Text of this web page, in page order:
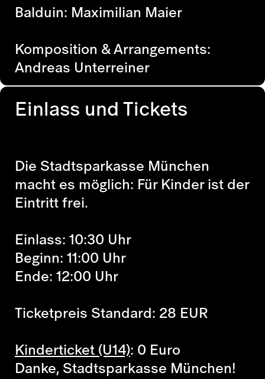
Balduin: Maximilian Maier
Komposition & Arrangements:
Andreas Unterreiner
Einlass und Tickets
Die Stadtsparkasse München
macht es möglich: Für Kinder ist der
Eintritt frei.
Einlass: 10:30 Uhr
Beginn: 11:00 Uhr
Ende: 12:00 Uhr
Ticketpreis Standard: 28 EUR
Kinderticket (U14): 0 Euro
Danke, Stadtsparkasse München!